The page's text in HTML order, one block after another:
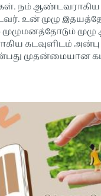
நம் ஆண்டவராகிய
உன் முழு
கடவுளிடம் அன்பு
முதன்மையான